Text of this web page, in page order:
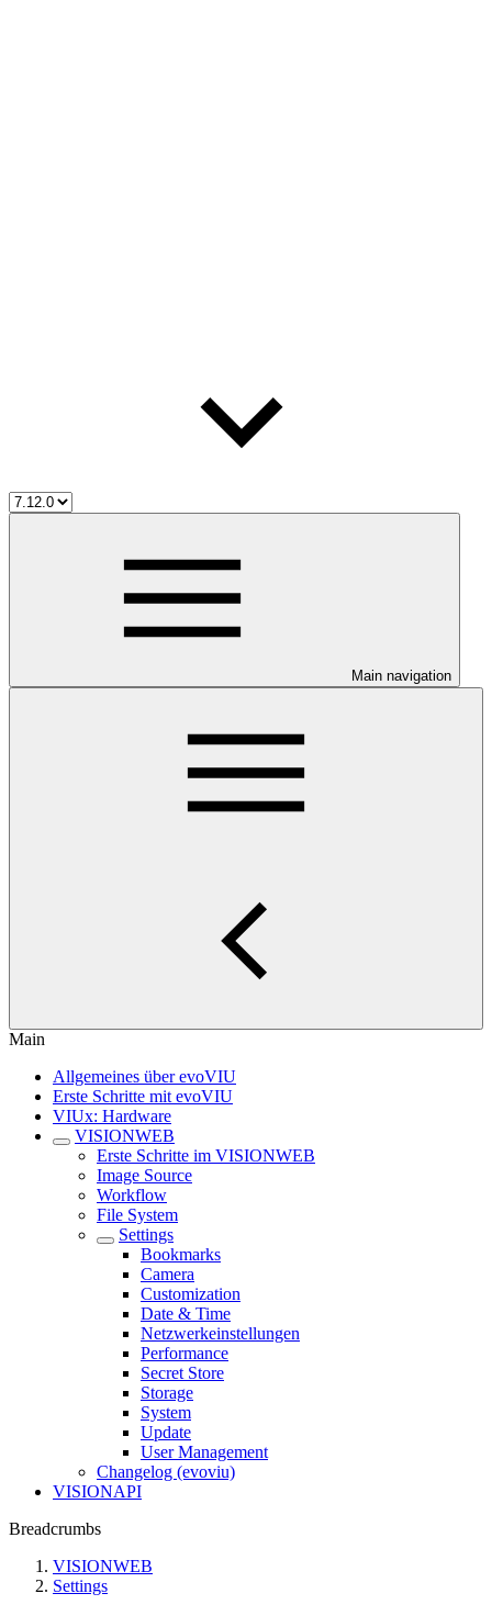
Main navigation
Main
Allgemeines über evoVIU
Erste Schritte mit evoVIU
VIUx: Hardware
VISIONWEB
Erste Schritte im VISIONWEB
Image Source
Workflow
File System
Settings
Bookmarks
Camera
Customization
Date & Time
Netzwerkeinstellungen
Performance
Secret Store
Storage
System
Update
User Management
Changelog (evoviu)
VISIONAPI
Breadcrumbs
VISIONWEB
Settings